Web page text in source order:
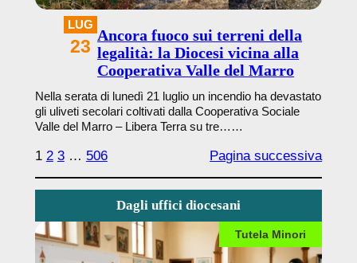
LUG
23
Ancora fuoco sui terreni della
legalità: la Diocesi vicina alla
Cooperativa Valle del Marro
Nella serata di lunedì 21 luglio un incendio ha devastato
gli uliveti secolari coltivati dalla Cooperativa Sociale
Valle del Marro – Libera Terra su tre……
1 2 3 … 506 Pagina successiva
Dagli uffici diocesani
Tutela Minori